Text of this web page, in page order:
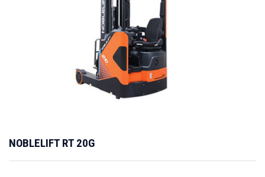
NOBLELIFT RT 20G